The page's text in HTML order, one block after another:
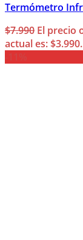
Termómetro
$7.990 El precio
actual es: $3.990.